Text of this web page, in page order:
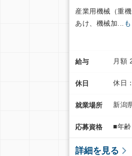
産業用機械（重
あけ、機械加...
給与 月額
休日 休日
就業場所 新潟
応募資格 ■年
詳細を見る